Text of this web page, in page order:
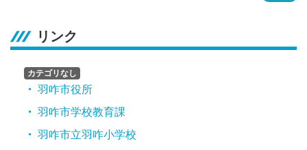
リンク
カテゴリなし
羽咋市役所
羽咋市学校教育課
羽咋市立羽咋小学校